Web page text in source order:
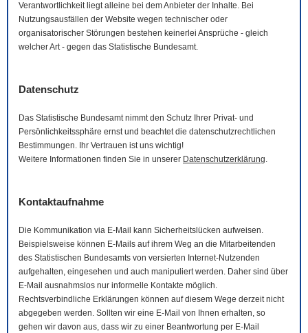
Verantwortlichkeit liegt alleine bei dem Anbieter der Inhalte. Bei
Nutzungsausfällen der Website wegen technischer oder
organisatorischer Störungen bestehen keinerlei Ansprüche - gleich
welcher Art - gegen das Statistische Bundesamt.
Datenschutz
Das Statistische Bundesamt nimmt den Schutz Ihrer Privat- und
Persönlichkeitssphäre ernst und beachtet die datenschutzrechtlichen
Bestimmungen. Ihr Vertrauen ist uns wichtig!
Weitere Informationen finden Sie in unserer Datenschutzerklärung.
Kontaktaufnahme
Die Kommunikation via E-Mail
kann Sicherheitslücken aufweisen.
Beispielsweise können E-Mails auf ihrem Weg an die Mitarbeitenden
des Statistischen Bundesamts von versierten Internet-Nutzenden
aufgehalten, eingesehen und auch manipuliert werden. Daher sind über
E-Mail ausnahmslos nur informelle Kontakte möglich.
Rechtsverbindliche Erklärungen können auf diesem Wege derzeit nicht
abgegeben werden. Sollten wir eine E-Mail von Ihnen erhalten, so
gehen wir davon aus, dass wir zu einer Beantwortung per E-Mail